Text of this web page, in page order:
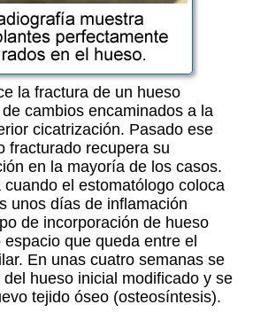
la fractura de un hueso
cambios encaminados a la
cicatrización. Pasado ese
fracturado recupera su
en la mayoría de los casos.
el estomatólogo coloca
unos días de inflamación
de incorporación de hueso
que queda entre el
En unas cuatro semanas se
del hueso inicial modificado y se
tejido óseo (osteosíntesis).